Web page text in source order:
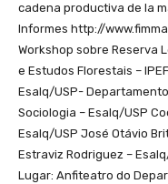
cadena productiva de la
Informes http://
Workshop sobre Reserva
e Estudos Florestais –
Esalq/USP-
Sociologia – Esalq/USP
Esalq/USP José Otávio
Estraviz Rodriguez –
Lugar: Anfiteatro do